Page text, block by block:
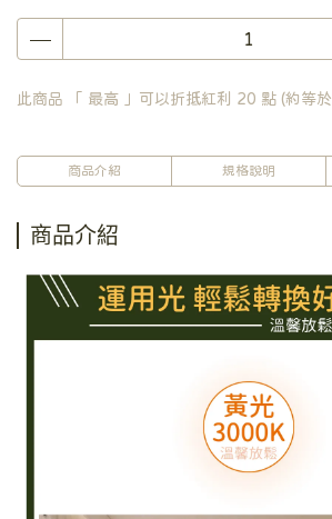
此商品 「 最高 」可以折抵紅利 20 點 (約等於
商品介紹 規格說明
商品介紹